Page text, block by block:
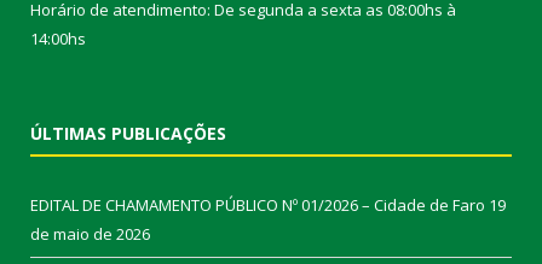
Horário de atendimento: De segunda a sexta as 08:00hs à
14:00hs
ÚLTIMAS PUBLICAÇÕES
EDITAL DE CHAMAMENTO PÚBLICO Nº 01/2026 – Cidade de Faro 19
de maio de 2026